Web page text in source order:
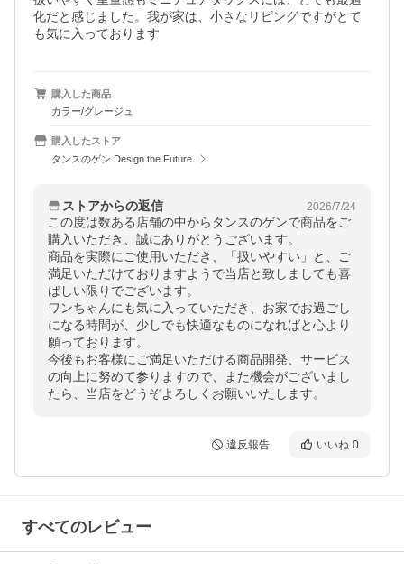
化だと感じました。我が家は、小さなリビングですがとて
も気に入っております
購入した商品
カラー/グレージュ
購入したストア
タンスのゲン Design the Future
ストアからの返信 2026/7/24
この度は数ある店舗の中からタンスのゲンで商品をご
購入いただき、誠にありがとうございます。
商品を実際にご使用いただき、「扱いやすい」と、ご
満足いただけておりますようで当店と致しましても喜
ばしい限りでございます。
ワンちゃんにも気に入っていただき、お家でお過ごし
になる時間が、少しでも快適なものになればと心より
願っております。
今後もお客様にご満足いただける商品開発、サービス
の向上に努めて参りますので、また機会がございまし
たら、当店をどうぞよろしくお願いいたします。
違反報告 いいね 0
すべてのレビュー